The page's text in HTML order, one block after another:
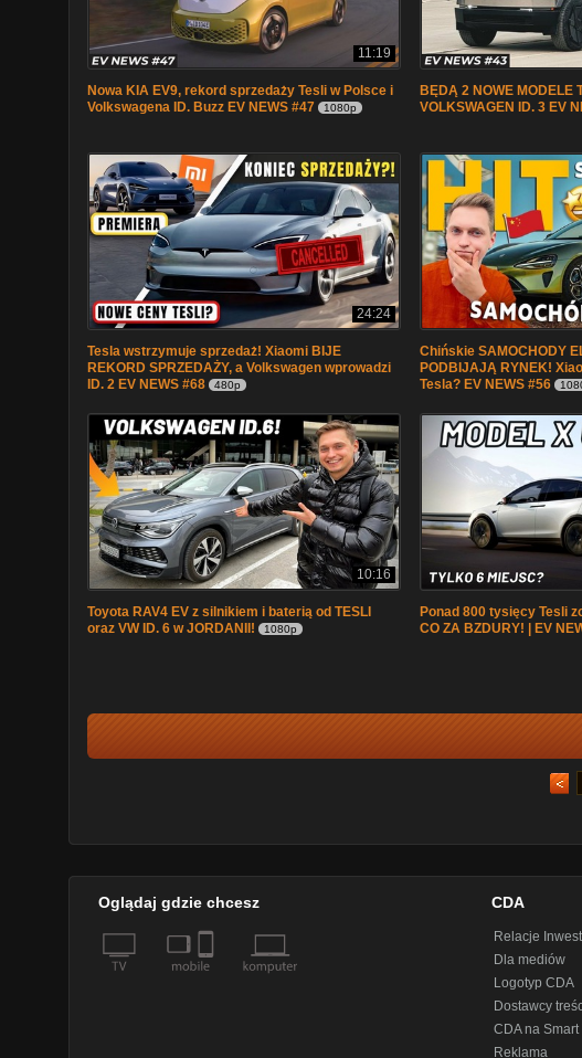
11:19
Nowa KIA EV9, rekord sprzedaży Tesli w Polsce i
Volkswagena ID. Buzz EV NEWS #47
1080p
BĘDĄ 2 NOWE MODELE
VOLKSWAGEN ID. 3 EV
24:24
Tesla wstrzymuje sprzedaż! Xiaomi BIJE
REKORD SPRZEDAŻY, a Volkswagen wprowadzi
ID. 2 EV NEWS #68
480p
Chińskie SAMOCHODY
PODBIJAJĄ RYNEK!
Tesla? EV NEWS #56
10:16
Toyota RAV4 EV z silnikiem i baterią od TESLI
oraz VW ID. 6 w JORDANII!
1080p
Ponad 800 tysięcy Tesli
CO ZA BZDURY! | EV
Oglądaj gdzie chcesz CDA
Relacje
Dla mediów
Logotyp CDA
Dostawcy
CDA na Smart
Reklama